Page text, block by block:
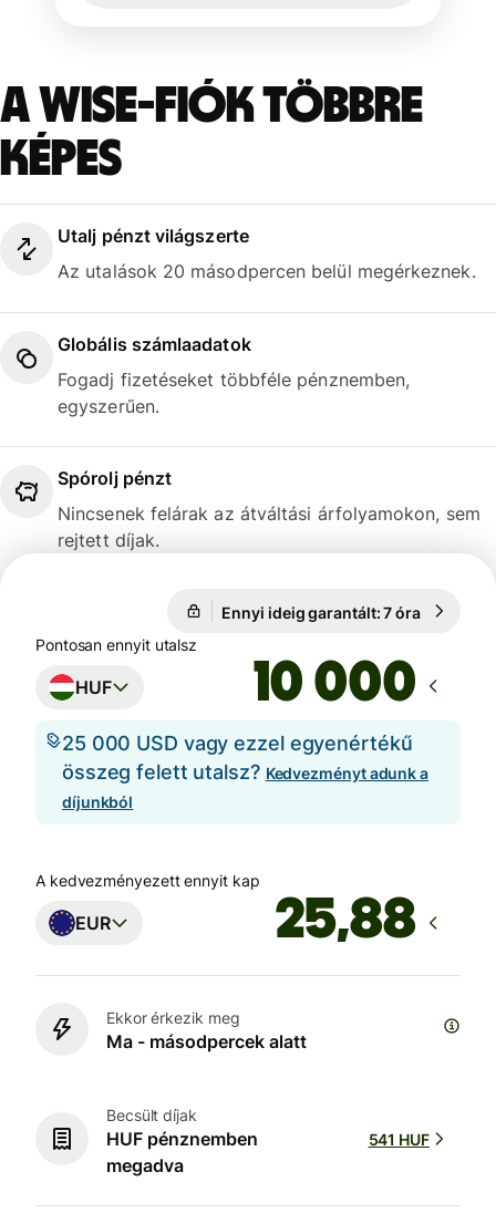
A Wise-fiók többre
képes
Utalj pénzt világszerte
Az utalások 20 másodpercen belül megérkeznek.
Globális számlaadatok
Fogadj fizetéseket többféle pénznemben,
egyszerűen.
Spórolj pénzt
Nincsenek felárak az átváltási árfolyamokon, sem
rejtett díjak.
Ennyi ideig garantált: 7 óra
Pontosan ennyit utalsz
HUF
25 000 USD vagy ezzel egyenértékű
összeg felett utalsz? Kedvezményt adunk a
díjunkból
A kedvezményezett ennyit kap
EUR
Ekkor érkezik meg
Ma - másodpercek alatt
Becsült díjak
HUF pénznemben
megadva
541 HUF